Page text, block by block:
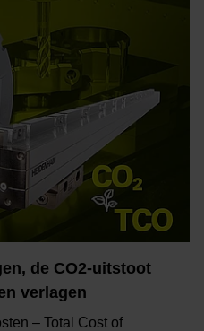
de CO2-uitstoot
verlagen
– Total Cost of